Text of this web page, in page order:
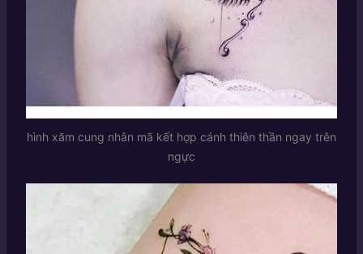
hình xăm cung nhân mã kết hợp cánh thiên thần ngay trên
ngực